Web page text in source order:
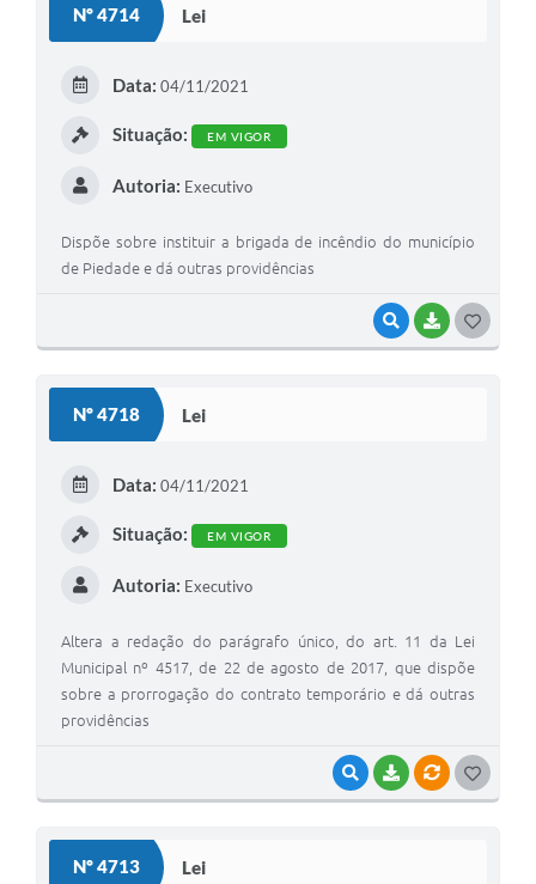
Nº 4714 Lei
VISUALIZAR
BAIXAR
Data: 04/11/2021
Situação: EM VIGOR
Autoria: Executivo
Dispõe sobre instituir a brigada de incêndio do município
de Piedade e dá outras providências
Nº 4718 Lei
VISUALIZAR
BAIXARVÍNCULOS
Data: 04/11/2021
Situação: EM VIGOR
Autoria: Executivo
Altera a redação do parágrafo único, do art. 11 da Lei
Municipal nº 4517, de 22 de agosto de 2017, que dispõe
sobre a prorrogação do contrato temporário e dá outras
providências
Nº 4713 Lei